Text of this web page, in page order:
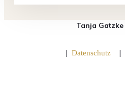
Tanja Gatzke
| Datenschutz |